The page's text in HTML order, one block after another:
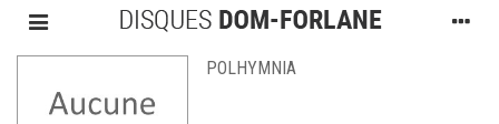
POLHYMNIA